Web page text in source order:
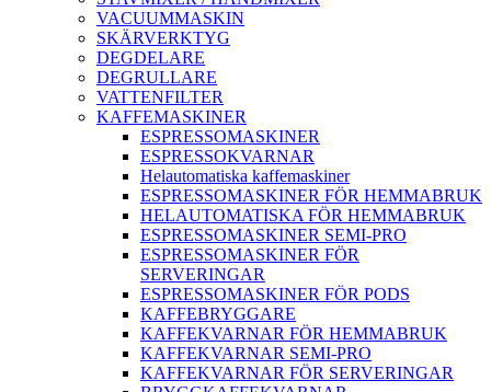
VACUUMMASKIN
SKÄRVERKTYG
DEGDELARE
DEGRULLARE
VATTENFILTER
KAFFEMASKINER
ESPRESSOMASKINER
ESPRESSOKVARNAR
Helautomatiska kaffemaskiner
ESPRESSOMASKINER FÖR HEMMABRUK
HELAUTOMATISKA FÖR HEMMABRUK
ESPRESSOMASKINER SEMI-PRO
ESPRESSOMASKINER FÖR
SERVERINGAR
ESPRESSOMASKINER FÖR PODS
KAFFEBRYGGARE
KAFFEKVARNAR FÖR HEMMABRUK
KAFFEKVARNAR SEMI-PRO
KAFFEKVARNAR FÖR SERVERINGAR